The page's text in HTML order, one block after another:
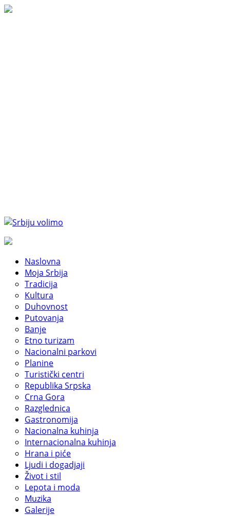
Naslovna
Moja Srbija
Tradicija
Kultura
Duhovnost
Putovanja
Banje
Etno turizam
Nacionalni parkovi
Planine
Turistički centri
Republika Srpska
Crna Gora
Razglednica
Gastronomija
Nacionalna kuhinja
Internacionalna kuhinja
Hrana i piće
Ljudi i dogadjaji
Život i stil
Lepota i moda
Muzika
Galerije